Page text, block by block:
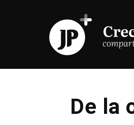
De la